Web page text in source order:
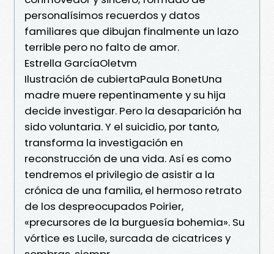
personalísimos recuerdos y datos
familiares que dibujan finalmente un lazo
terrible pero no falto de amor.
Estrella GarcíaOletvm
Ilustración de cubiertaPaula BonetUna
madre muere repentinamente y su hija
decide investigar. Pero la desaparición ha
sido voluntaria. Y el suicidio, por tanto,
transforma la investigación en
reconstrucción de una vida. Así es como
tendremos el privilegio de asistir a la
crónica de una familia, el hermoso retrato
de los despreocupados Poirier,
«precursores de la burguesía bohemia». Su
vórtice es Lucile, surcada de cicatrices y